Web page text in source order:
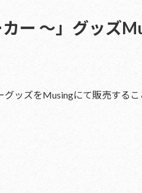
ー 〜」グッズ
ッズをMusingにて販売するこ